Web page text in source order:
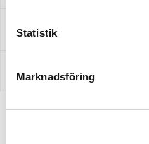
Statistik
Marknadsföring
Fråga om produkt
Recensioner